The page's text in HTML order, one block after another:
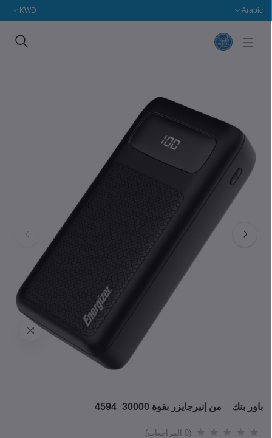
Arabic
KWD
باور بنك _ من إنيرجايزر بقوة 30000_4594
(0 المراجعات)